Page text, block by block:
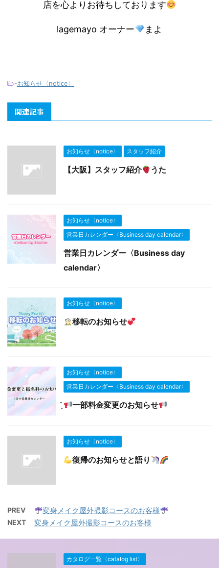
店を心よりお待ちしております
lagemayo オーナー まよ
-お知らせ〈notice〉
関連記事
お知らせ〈notice〉 スタッフ紹介
【大阪】スタッフ紹介 うた
お知らせ〈notice〉
営業日カレンダー〈Business day calendar〉
営業日カレンダー〈Business day
calendar〉
お知らせ〈notice〉
移転のお知らせ
お知らせ〈notice〉
営業日カレンダー〈Business day calendar〉
一部料金変更のお知らせ
お知らせ〈notice〉
復帰のお知らせと語り
PREV 変身メイク屋外撮影コースのお客様
NEXT 変身メイク屋外撮影コースのお客様
カタログ一覧〈catalog list〉